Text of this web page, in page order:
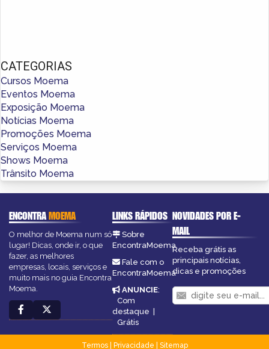
CATEGORIAS
Cursos Moema
Eventos Moema
Exposição Moema
Notícias Moema
Promoções Moema
Serviços Moema
Shows Moema
Trânsito Moema
ENCONTRAMOEMA
O melhor de Moema num só
lugar! Dicas, onde ir, o que
fazer, as melhores
empresas, locais, serviços e
muito mais no guia Encontra
Moema.
LINKS RÁPIDOS
Sobre
EncontraMoema
Fale com o
EncontraMoema
ANUNCIE:
Com
destaque
Grátis
NOVIDADES POR E-
MAIL
Receba grátis as
principais notícias,
dicas e promoções
Termos| Privacidade
Sitemap